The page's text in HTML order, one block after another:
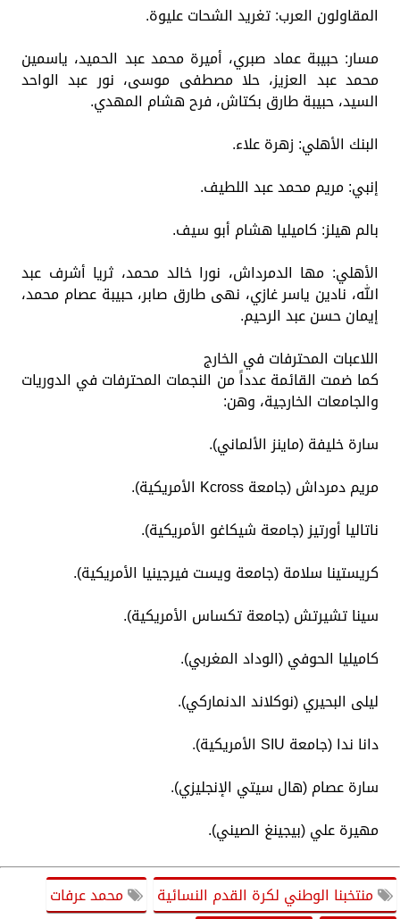
المقاولون العرب: تغريد الشحات عليوة.
مسار: حبيبة عماد صبري، أميرة محمد عبد الحميد، ياسمين
محمد عبد العزيز، حلا مصطفى موسى، نور عبد الواحد
السيد، حبيبة طارق بكتاش، فرح هشام المهدي.
البنك الأهلي: زهرة علاء.
إنبي: مريم محمد عبد اللطيف.
بالم هيلز: كاميليا هشام أبو سيف.
الأهلي: مها الدمرداش، نورا خالد محمد، ثريا أشرف عبد
الله، نادين ياسر غازي، نهى طارق صابر، حبيبة عصام محمد،
إيمان حسن عبد الرحيم.
اللاعبات المحترفات في الخارج
كما ضمت القائمة عدداً من النجمات المحترفات في الدوريات
والجامعات الخارجية، وهن:
سارة خليفة (ماينز الألماني).
مريم دمرداش (جامعة Kcross الأمريكية).
ناتاليا أورتيز (جامعة شيكاغو الأمريكية).
كريستينا سلامة (جامعة ويست فيرجينيا الأمريكية).
سينا تشيرتش (جامعة تكساس الأمريكية).
كاميليا الحوفي (الوداد المغربي).
ليلى البحيري (نوكلاند الدنماركي).
دانا ندا (جامعة SIU الأمريكية).
سارة عصام (هال سيتي الإنجليزي).
مهيرة علي (بيجينغ الصيني).
منتخبنا الوطني لكرة القدم النسائية
محمد عرفات